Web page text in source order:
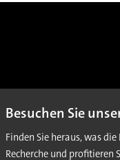
Besuchen Sie
Finden Sie heraus, was
Recherche und profitieren